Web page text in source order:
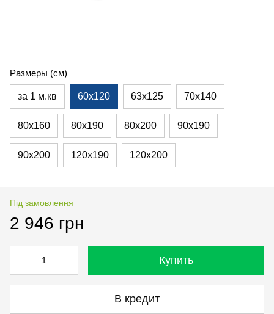
Размеры (см)
за 1 м.кв 60х120 63х125 70х140
80х160 80х190 80х200 90х190
90х200 120х190 120х200
Під замовлення
2 946 грн
Купить
В кредит